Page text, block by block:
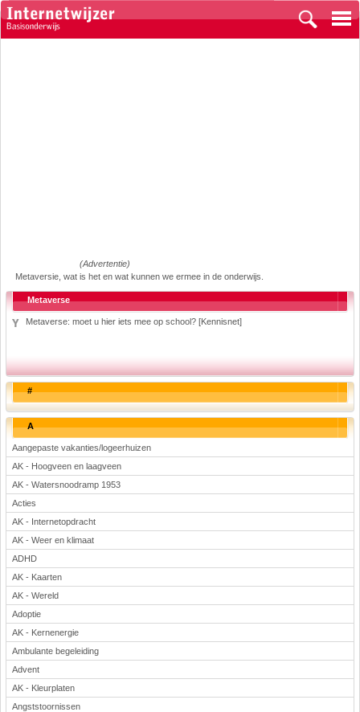
(Advertentie)
Metaversie, wat is het en wat kunnen we ermee in de onderwijs.
Metaverse
Metaverse: moet u hier iets mee op school? [Kennisnet]
#
A
Aangepaste vakanties/logeerhuizen
AK - Hoogveen en laagveen
AK - Watersnoodramp 1953
Acties
AK - Internetopdracht
AK - Weer en klimaat
ADHD
AK - Kaarten
AK - Wereld
Adoptie
AK - Kernenergie
Ambulante begeleiding
Advent
AK - Kleurplaten
Angststoornissen